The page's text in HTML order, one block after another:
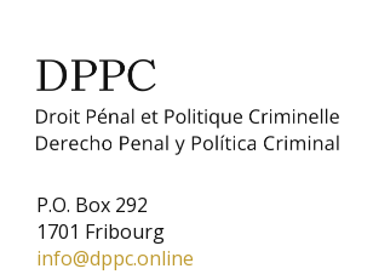
P.O. Box 292
1701 Fribourg
info@dppc.online